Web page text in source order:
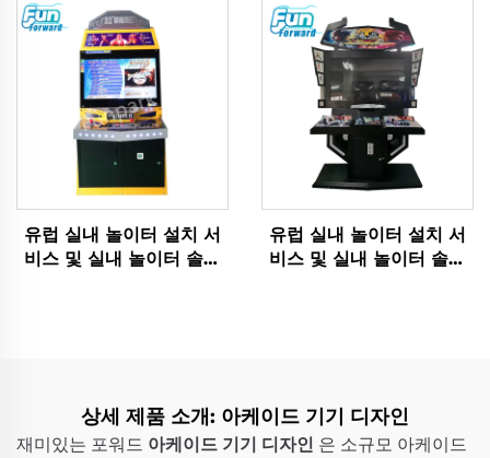
기계
유럽 실내 놀이터 설치 서
비스 및 실내 놀이터 솔루
유럽 실내 놀이터 설치 서
비스 및 실내 놀이터 솔루
상세 제품 소개: 아케이드 기기 디자인
재미있는 포워드 아케이드 기기 디자인 은 소규모 아케이드